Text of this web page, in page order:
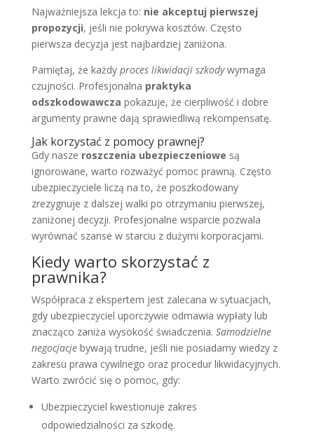
Najważniejsza lekcja to: nie akceptuj pierwszej
propozycji, jeśli nie pokrywa kosztów. Często
pierwsza decyzja jest najbardziej zaniżona.
Pamiętaj, że każdy proces likwidacji szkodywymaga
czujności. Profesjonalna praktyka
odszkodowawcza pokazuje, że cierpliwość i dobre
argumenty prawne dają sprawiedliwą rekompensatę.
Jak korzystać z pomocy prawnej?
Gdy nasze roszczenia ubezpieczeniowe są
ignorowane, warto rozważyć pomoc prawną. Często
ubezpieczyciele liczą na to, że poszkodowany
zrezygnuje z dalszej walki po otrzymaniu pierwszej,
zaniżonej decyzji. Profesjonalne wsparcie pozwala
wyrównać szanse w starciu z dużymi korporacjami.
Kiedy warto skorzystać z
prawnika?
Współpraca z ekspertem jest zalecana w sytuacjach,
gdy ubezpieczyciel uporczywie odmawia wypłaty lub
znacząco zaniża wysokość świadczenia. Samodzielne
negocjacjebywają trudne, jeśli nie posiadamy wiedzy z
zakresu prawa cywilnego oraz procedur likwidacyjnych.
Warto zwrócić się o pomoc, gdy:
Ubezpieczyciel kwestionuje zakres
odpowiedzialności za szkodę.